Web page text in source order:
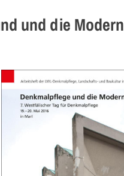
und die